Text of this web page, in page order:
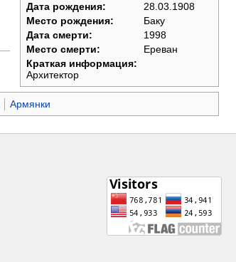
Дата рождения:
28.03.1908
Место рождения:
Баку
Дата смерти:
1998
Место смерти:
Ереван
Краткая информация:
Архитектор
Армянки